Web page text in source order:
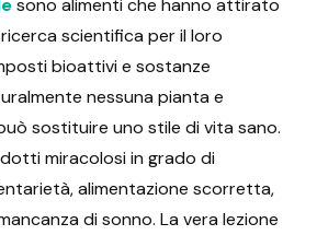
sono alimenti che hanno attirato
scientifica per il loro
bioattivi e sostanze
nessuna pianta e
sostituire uno stile di vita sano.
miracolosi in grado di
alimentazione scorretta,
di sonno. La vera lezione